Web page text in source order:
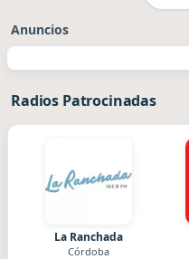
Anuncios
Radios Patrocinadas
La Ranchada
Córdoba